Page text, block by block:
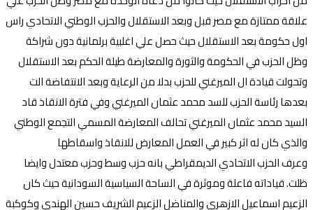
علاقة ممتازة مع مصر قبل وبعد الاستقلال والحزب الوطني الاتحادي راس
اول حكومة بعد الاستقلال حيث حصل علي اغلبية برلمانية دون شراكة
وظل الحزب في الحكومة والثورة والمعارضة طيلة الحكم بعد الاستقلال
وتحولت قيادة ال الميرغني للحزب بدلا من الرعاية وبعد الانتفاضة الت
بعدها رئاسة الحزب للسد محمد عثمان الميرغني وفي فترة الانقاذ قاد
السيد محمد عثمان الميرغني تحالف المعارضة المسمي التجمع الوطني
والذي كان له اثر كبير في العمل المعارض للانقاذ واسقاطها
وعرف الحزب الاتحادي الديمقراطي بانه حزب وسط وحزب معتدل وايضا
ظلت. قياداته فاعلة وموثرة في الساحة السياسية السودانية حيث كان
الزعيم اسماعيل الازهري والمناضل الزعيم الشريف حسين الهندي وكوكبة